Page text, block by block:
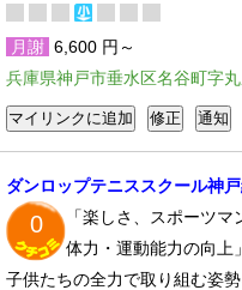
月謝 6,600 円～
兵庫県神戸市垂水区名谷町字
ダンロップテニススクール神
0
「楽しさ、スポーツマ
体力・運動能力の向上
子供たちの全力で取り組む姿